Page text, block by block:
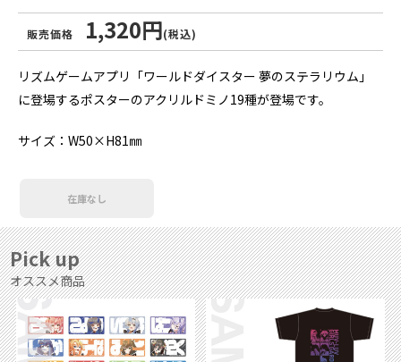
販売価格 1,320円(税込)
リズムゲームアプリ「ワールドダイスター 夢のステラリウム」
に登場するポスターのアクリルドミノ19種が登場です。
サイズ：W50×H81㎜
在庫なし
Pick up
オススメ商品